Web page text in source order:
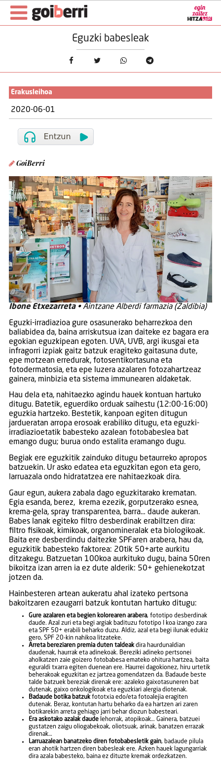
Eguzki babesleak
Erakusleihoa
2020-06-01
GoiBerri
Ibone Etxezarreta• Aintzane Alberdi farmazia (Zaldibia)
Eguzki-irradiazioa gure osasunerako beharrezkoa den
baliabidea da, baina arriskutsua izan daiteke ez bagara era
egokian eguzkipean egoten. UVA, UVB, argi ikusgai eta
infragorri izpiak gaitz batzuk eragiteko gaitasuna dute,
epe motzean erredurak, fotosentikortasuna eta
fotodermatosia, eta epe luzera azalaren fotozahartzeaz
gainera, minbizia eta sistema immunearen aldaketak.
Hau dela eta, nahitaezko agindu hauek kontuan hartuko
ditugu. Batetik, eguerdiko orduak saihestu (12:00-16:00)
eguzkia hartzeko. Bestetik, kanpoan egiten ditugun
jardueratan arropa erosoak erabiliko ditugu, eta eguzki-
irradiazioetatik babesteko azalean fotobabeslea bat
emango dugu; burua ondo estalita eramango dugu.
Begiak ere eguzkitik zainduko ditugu betaurreko apropos
batzuekin. Ur asko edatea eta eguzkitan egon eta gero,
larruazala ondo hidratatzea ere nahitaezkoak dira.
Gaur egun, aukera zabala dago eguzkitarako krematan.
Egia esanda, berez, krema ezezik, gorputzerako esnea,
krema-gela, spray transparentea, barra… daude aukeran.
Babes lanak egiteko filtro desberdinak erabiltzen dira:
filtro fisikoak, kimikoak, organomineralak eta biologikoak.
Baita ere desberdindu daitezke SPFaren arabera, hau da,
eguzkitik babesteko faktorea: 20tik 50+arte aurkitu
ditzakegu. Batzuetan 100koa aurkituko dugu, baina 50ren
bikoitza izan arren ia ez dute alderik: 50+ gehienekotzat
jotzen da.
Hainbesteren artean aukeratu ahal izateko pertsona
bakoitzaren ezaugarri batzuk kontutan hartuko ditugu:
Gure azalaren eta begien kolorearen arabera, fototipo desberdinak
daude. Azal zuri eta begi argiak badituzu fototipo I koa izango zara
eta SPF 50+ erabili beharko duzu. Aldiz, azal eta begi ilunak edukiz
gero, SPF 20-kin nahikoa litzateke.
Arreta bereziaren premia duten taldeakdira haurdunaldian
daudenak, haurrak eta adinekoak. Bereziki adineko pertsonei
aholkatzen zaie goizero fotobabesa emateko ohitura hartzea, baita
eguraldi txarra egiten duenean ere. Haurrei dagokionez, hiru urtetik
beherakoak eguzkitan ez jartzea gomendatzen da. Badaude beste
talde batzuek bereziak direnak ere: azaleko gaixotasuneren bat
dutenak, gaixo onkologikoak eta eguzkiari alergia diotenak.
Badaude botika batzukfototxia edo/eta fotoalejia eragiten
dutenak. Beraz, kontutan hartu beharko da ea hartzen ari zaren
botikarekin arreta gehiago jarri behar diozun babesteari.
Era askotako azalak daudelehorrak, atopikoak… Gainera, batzuei
gustatzen zaigu oliogabekoak, oliotsuak, arinak, banatzen errazak
direnak…
Larruazalean banatzeko diren fotobabesletik gain, badaude pilula
eran ahotik hartzen diren babesleak ere. Azken hauek lagungarriak
dira azala babesteko, baina ez dituzte kremak ordezkatzen.